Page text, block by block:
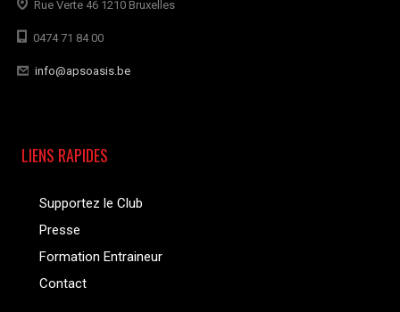
Rue Verte 46 1210 Bruxelles
0474 71 84 00
info@apsoasis.be
LIENS RAPIDES
Supportez le Club
Presse
Formation Entraineur
Contact